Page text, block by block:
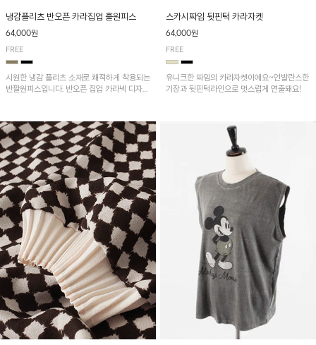
냉감플리츠 반오픈 카라집업 훌원피스
64,000원
FREE
시원한 냉감 플리츠 소재로 쾌적하게 착용되는
반팔원피스입니다. 반오픈 집업 카라넥 디자인
줘요~
스카시짜임 뒷핀턱 카라자켓
64,000원
FREE
유니크한 짜임의 카라자켓이에요~언발란스한
기장과 뒷핀턱라인으로 멋스럽게 연출돼요!